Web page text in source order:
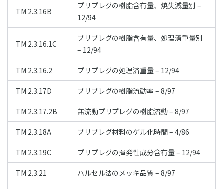
TM 2.3.16B
プリプレグの樹脂含有量、焼失減量別 –
12/94
TM 2.3.16.1C
プリプレグの樹脂含有量、処理済重量別
– 12/94
TM 2.3.16.2 プリプレグの処理済重量 – 12/94
TM 2.3.17D プリプレグの樹脂流動率 – 8/97
TM 2.3.17.2B 無流動プリプレグの樹脂流動 – 8/97
TM 2.3.18A プリプレグ材料のゲル化時間 – 4/86
TM 2.3.19C プリプレグの揮発性成分含有量 – 12/94
TM 2.3.21 ハルセル法のメッキ品質 – 8/97